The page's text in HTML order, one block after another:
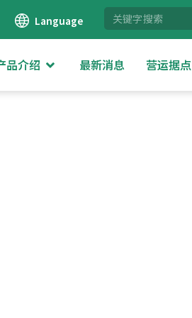
Language
品介绍 最新消息 营运据点